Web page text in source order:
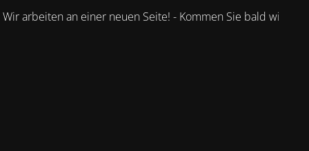
Wir arbeiten an einer neuen Seite! - Kommen Sie bald wieder.